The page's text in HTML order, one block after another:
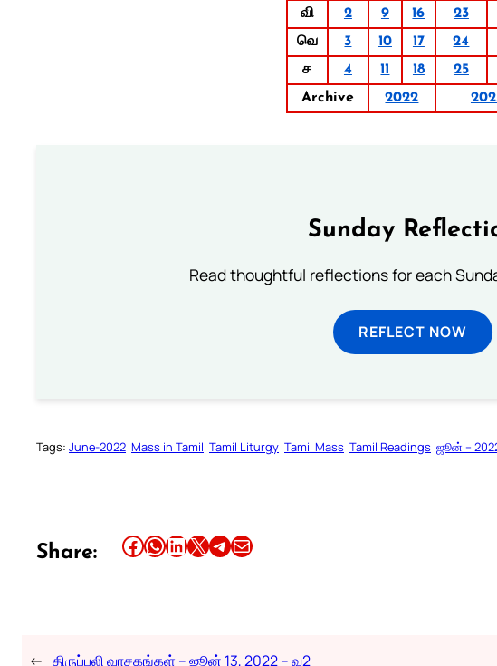
வி
2 9 16 23
வெ
3 10 17
24
ச
4 11 18
25
Archive
2022
Sunday
Read thoughtful reflections for each
REFLECT NOW
Tags: June-2022 Mass in Tamil Tamil Liturgy Tamil Mass Tamil Readings ஜூன் –
Share: Share this article on Facebook Share this article on WhatsApp Share this article on LinkedIn Share this article on X Share this article on TelegramEmail this Article
← திருப்பலி வாசகங்கள் – ஜூன் 13, 2022 – வ2